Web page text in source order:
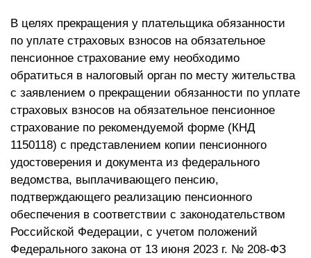
В целях прекращения у плательщика обязанности
по уплате страховых взносов на обязательное
пенсионное страхование ему необходимо
обратиться в налоговый орган по месту жительства
с заявлением о прекращении обязанности по уплате
страховых взносов на обязательное пенсионное
страхование по рекомендуемой форме (КНД
1150118) с представлением копии пенсионного
удостоверения и документа из федерального
ведомства, выплачивающего пенсию,
подтверждающего реализацию пенсионного
обеспечения в соответствии с законодательством
Российской Федерации, с учетом положений
Федерального закона от 13 июня 2023 г. № 208-ФЗ